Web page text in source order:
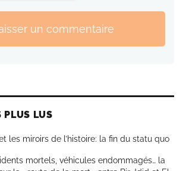
un commentaire
PLUS LUS
les miroirs de l’histoire: la fin du statu quo
mortels, véhicules endommagés… la